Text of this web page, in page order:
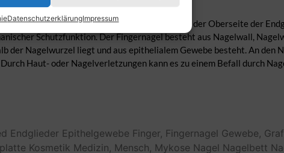
DatenschutzerklärungImpressum
gewölbte, durchscheinende Keratinplatte auf der Oberseite der
Schutzfunktion. Der Fingernagel besteht aus Nagelwall,
der Nagelwurzel liegt und aus epithelialem Gewebe besteht. An den
Haut- oder Nagelverletzungen kann es zu einem Befall durch
Endglieder Epithelgewebe Finger, Fingernagel Gewebe,
Kosmetik Medizin, Mensch, Mykose Nagel Nagelbett